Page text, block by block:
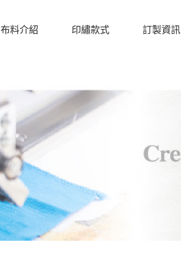
布料介紹 印繡款式 訂製資訊